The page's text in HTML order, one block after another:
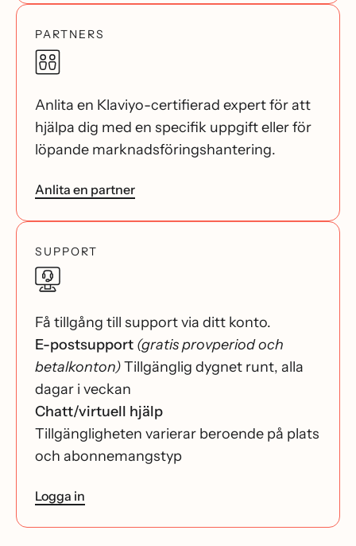
PARTNERS
Anlita en Klaviyo-certifierad expert för att
hjälpa dig med en specifik uppgift eller för
löpande marknadsföringshantering.
Anlita en partner
SUPPORT
Få tillgång till support via ditt konto.
E-postsupport (gratis provperiod och
betalkonton)Tillgänglig dygnet runt, alla
dagar i veckan
Chatt/virtuell hjälp
Tillgängligheten varierar beroende på plats
och abonnemangstyp
Logga in